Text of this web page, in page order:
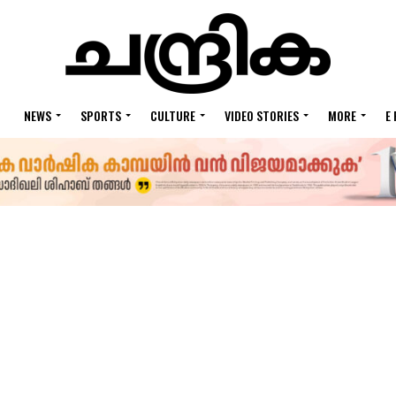
NEWS SPORTS CULTURE VIDEO STORIES MORE E